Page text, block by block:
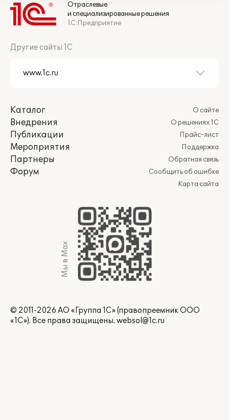
Отраслевые
и специализированные решения
1С:Предприятие
Другие сайты 1С
Каталог
Внедрения
Публикации
Мероприятия
Партнеры
Форум
О сайте
О решениях 1С
Прайс-лист
Поддержка
Обратная связь
Сообщить об ошибке
Карта сайта
Мы в Max
© 2011-2026 АО «Группа 1С» (правопреемник ООО
«1С»). Все права защищены. websol@1c.ru